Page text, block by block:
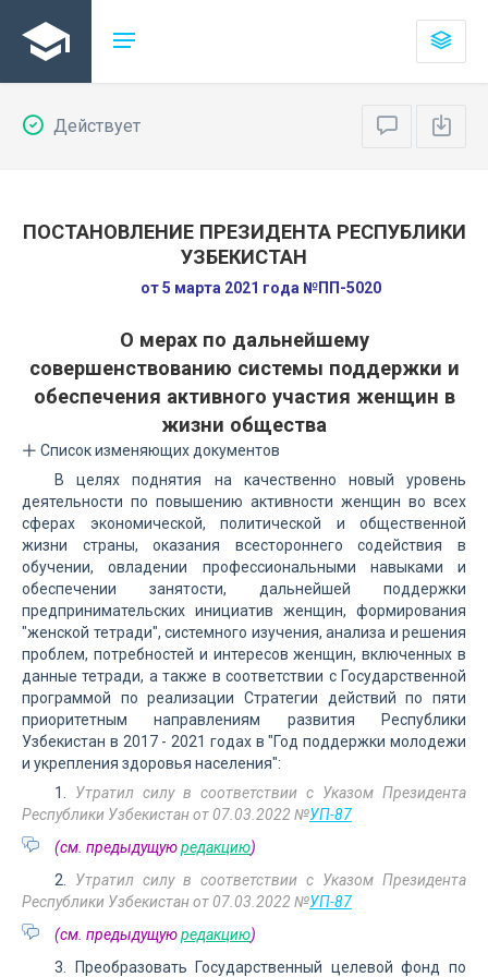
Действует
ПОСТАНОВЛЕНИЕ ПРЕЗИДЕНТА РЕСПУБЛИКИ
УЗБЕКИСТАН
от 5 марта 2021 года №ПП-5020
О мерах по дальнейшему
совершенствованию системы поддержки и
обеспечения активного участия женщин в
жизни общества
Список изменяющих документов
В целях поднятия на качественно новый уровень
деятельности по повышению активности женщин во всех
сферах экономической, политической и общественной
жизни страны, оказания всестороннего содействия в
обучении, овладении профессиональными навыками и
обеспечении занятости, дальнейшей поддержки
предпринимательских инициатив женщин, формирования
"женской тетради", системного изучения, анализа и решения
проблем, потребностей и интересов женщин, включенных в
данные тетради, а также в соответствии с Государственной
программой по реализации Стратегии действий по пяти
приоритетным направлениям развития Республики
Узбекистан в 2017 - 2021 годах в "Год поддержки молодежи
и укрепления здоровья населения":
1. Утратил силу в соответствии с Указом Президента
Республики Узбекистан от 07.03.2022 №УП-87
(см. предыдущуюредакцию)
2. Утратил силу в соответствии с Указом Президента
Республики Узбекистан от 07.03.2022 №УП-87
(см. предыдущуюредакцию)
3. Преобразовать Государственный целевой фонд по